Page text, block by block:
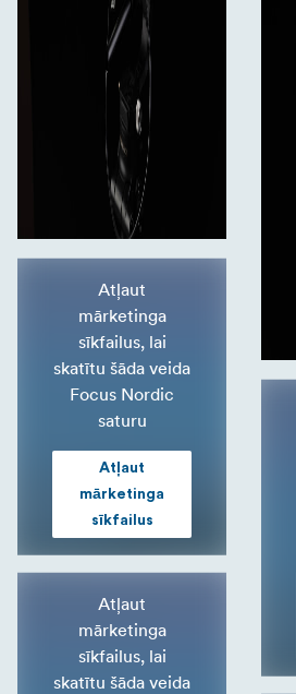
Atļaut
mārketinga
sīkfailus, lai
skatītu šāda veida
Focus Nordic
saturu
Atļaut
mārketinga
sīkfailus
Atļaut
mārketinga
sīkfailus, lai
skatītu šāda veida